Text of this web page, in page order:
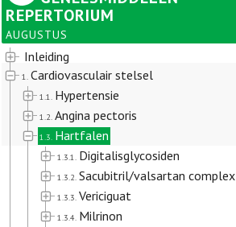
REPERTORIUM
AUGUSTUS
Inleiding
1. Cardiovasculair stelsel
1.1. Hypertensie
1.2. Angina pectoris
1.3. Hartfalen
1.3.1. Digitalisglycosiden
1.3.2. Sacubitril/valsartan complex
1.3.3. Vericiguat
1.3.4. Milrinon